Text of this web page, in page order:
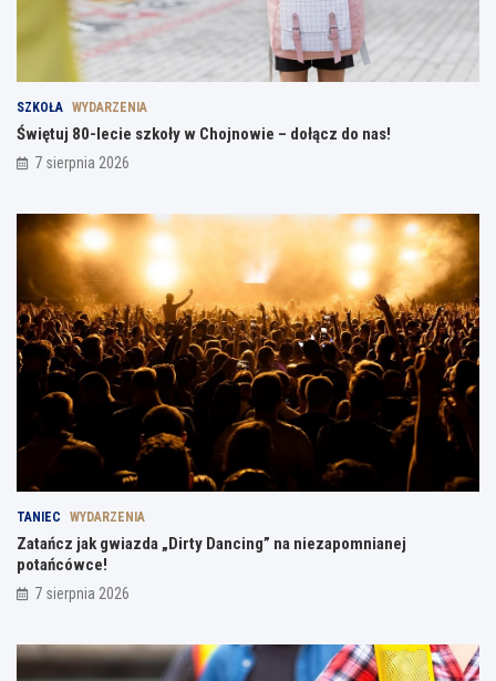
SZKOŁA WYDARZENIA
Świętuj 80-lecie szkoły w Chojnowie – dołącz do nas!
7 sierpnia 2026
TANIEC WYDARZENIA
Zatańcz jak gwiazda „Dirty Dancing” na niezapomnianej
potańcówce!
7 sierpnia 2026